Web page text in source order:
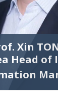
Xin
Head